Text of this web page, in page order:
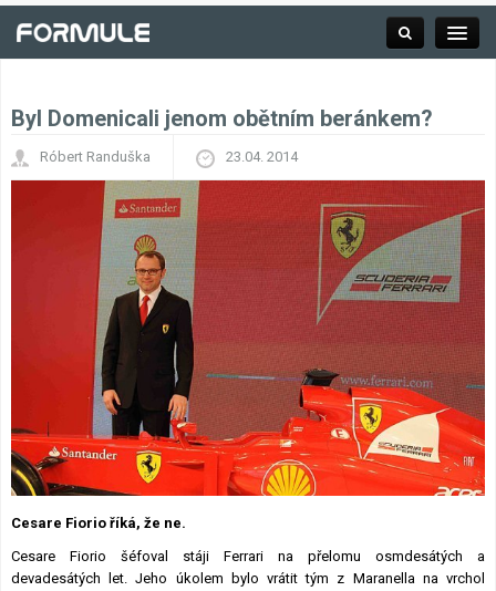
Závodní série
Kalendář F1
Výsledky F1
Týmy a jezdci F1
Okruhy F1
Byl Domenicali jenom obětním beránkem?
Róbert Randuška 23.04. 2014
Cesare Fiorio říká, že ne.
Cesare Fiorio šéfoval stáji Ferrari na přelomu osmdesátých a
devadesátých let. Jeho úkolem bylo vrátit tým z Maranella na vrchol